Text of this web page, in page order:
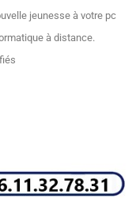
jeunesse à votre pc
à distance.